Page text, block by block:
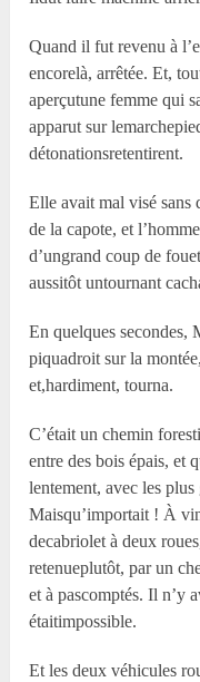
Quand il fut revenu à
encorelà, arrêtée. Et,
aperçutune femme qui
apparut sur
détonationsretentirent.
Elle avait mal visé sans
de la capote, et
d’ungrand coup de
aussitôt untournant
En quelques secondes,
piquadroit sur la
et,hardiment, tourna.
C’était un chemin
entre des bois épais, et
lentement, avec les plus
Maisqu’importait ! À
decabriolet à deux
retenueplutôt, par un
et à pascomptés. Il n’y
étaitimpossible.
Et les deux véhicules